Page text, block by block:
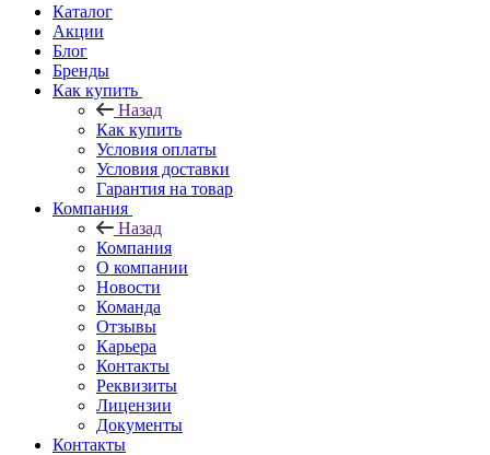
Каталог
Акции
Блог
Бренды
Как купить
Назад
Как купить
Условия оплаты
Условия доставки
Гарантия на товар
Компания
Назад
Компания
О компании
Новости
Команда
Отзывы
Карьера
Контакты
Реквизиты
Лицензии
Документы
Контакты